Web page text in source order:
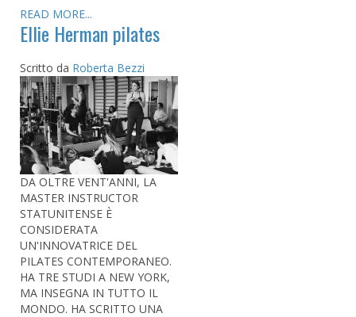
READ MORE...
Ellie Herman pilates
Scritto da Roberta Bezzi
DA OLTRE VENT'ANNI, LA
MASTER INSTRUCTOR
STATUNITENSE È
CONSIDERATA
UN'INNOVATRICE DEL
PILATES CONTEMPORANEO.
HA TRE STUDI A NEW YORK,
MA INSEGNA IN TUTTO IL
MONDO. HA SCRITTO UNA